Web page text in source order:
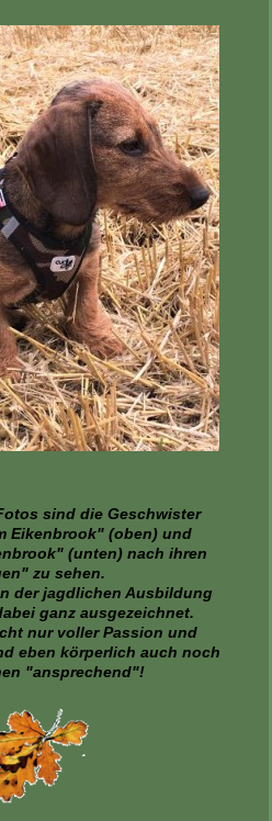
sind die Geschwister
Eikenbrook" (oben) und
(unten) nach ihren
zu sehen.
der jagdlichen Ausbildung
ganz ausgezeichnet.
nur voller Passion und
eben körperlich auch noch
"ansprechend"!